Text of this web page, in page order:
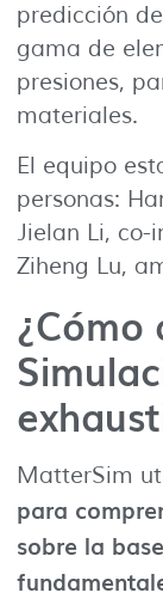
predicción
gama de
presiones,
materiales.
El equipo
personas:
Jielan Li, co-
Ziheng Lu,
¿Cómo
MatterSim
para
sobre la